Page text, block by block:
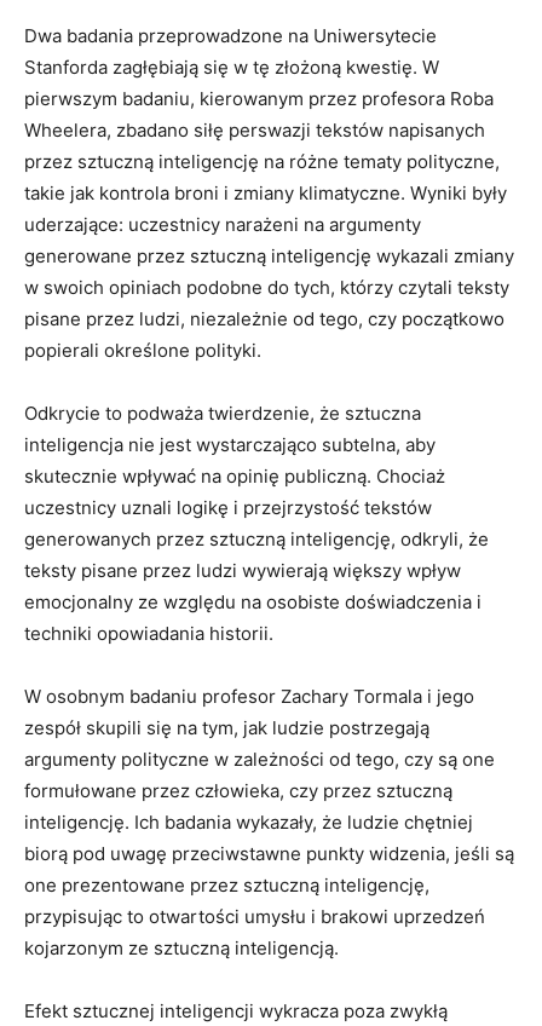
Dwa badania przeprowadzone na Uniwersytecie
Stanforda zagłębiają się w tę złożoną kwestię. W
pierwszym badaniu, kierowanym przez profesora Roba
Wheelera, zbadano siłę perswazji tekstów napisanych
przez sztuczną inteligencję na różne tematy polityczne,
takie jak kontrola broni i zmiany klimatyczne. Wyniki były
uderzające: uczestnicy narażeni na argumenty
generowane przez sztuczną inteligencję wykazali zmiany
w swoich opiniach podobne do tych, którzy czytali teksty
pisane przez ludzi, niezależnie od tego, czy początkowo
popierali określone polityki.
Odkrycie to podważa twierdzenie, że sztuczna
inteligencja nie jest wystarczająco subtelna, aby
skutecznie wpływać na opinię publiczną. Chociaż
uczestnicy uznali logikę i przejrzystość tekstów
generowanych przez sztuczną inteligencję, odkryli, że
teksty pisane przez ludzi wywierają większy wpływ
emocjonalny ze względu na osobiste doświadczenia i
techniki opowiadania historii.
W osobnym badaniu profesor Zachary Tormala i jego
zespół skupili się na tym, jak ludzie postrzegają
argumenty polityczne w zależności od tego, czy są one
formułowane przez człowieka, czy przez sztuczną
inteligencję. Ich badania wykazały, że ludzie chętniej
biorą pod uwagę przeciwstawne punkty widzenia, jeśli są
one prezentowane przez sztuczną inteligencję,
przypisując to otwartości umysłu i brakowi uprzedzeń
kojarzonym ze sztuczną inteligencją.
Efekt sztucznej inteligencji wykracza poza zwykłą